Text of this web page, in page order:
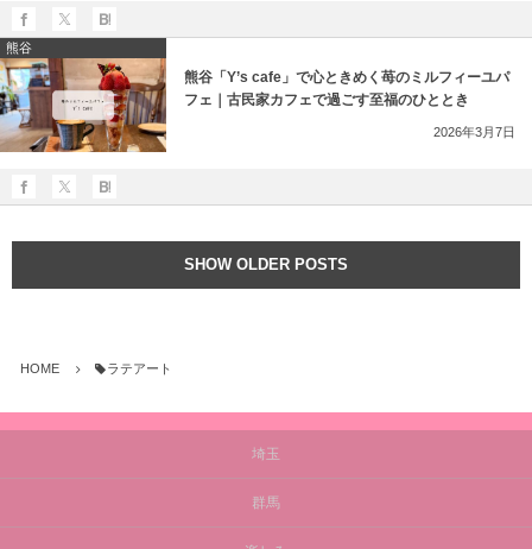
熊谷
熊谷「Y’s cafe」で心ときめく苺のミルフィーユパ
フェ｜古民家カフェで過ごす至福のひととき
2026年3月7日
SHOW OLDER POSTS
HOME ラテアート
埼玉
群馬